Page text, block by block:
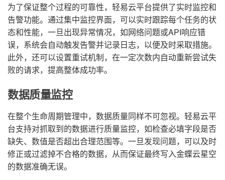
为了保证整个过程的可靠性，轻易云平台提供了实时监控和
告警功能。通过集中监控界面，可以实时跟踪每个任务的状
态和性能，一旦出现异常情况，如网络问题或API响应错
误，系统会自动触发告警并记录日志，以便及时采取措施。
此外，还可以设置重试机制，在一定次数内自动重新尝试失
败的请求，提高整体成功率。
数据质量监控
在整个生命周期管理中，数据质量同样不可忽视。轻易云平
台支持对抓取到的数据进行质量监控，如检查必填字段是否
缺失、数值是否超出合理范围等。一旦发现问题，可以及时
修正或过滤掉不合格的数据，从而保证最终写入金蝶云星空
的数据准确无误。